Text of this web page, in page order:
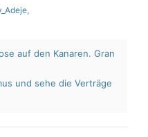
,
auf den Kanaren. Gran
und sehe die Verträge